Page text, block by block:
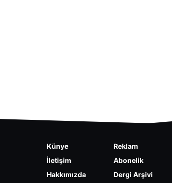
Künye
İletişim
Hakkımızda
Reklam
Abonelik
Dergi Arşivi